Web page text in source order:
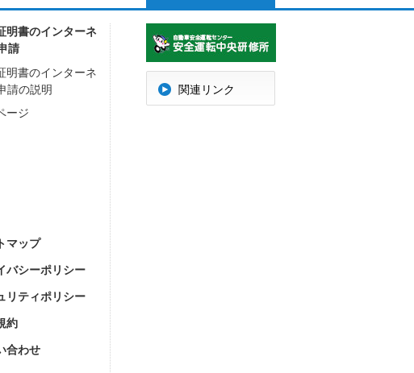
明書のインターネ
請
明書のインターネ
請の説明
ージ
マップ
バシーポリシー
リティポリシー
約
合わせ
関連リンク